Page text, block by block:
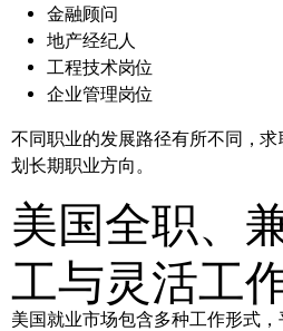
金融顾问
地产经纪人
工程技术岗位
企业管理岗位
不同职业的发展路径有所不同，
划长期职业方向。
美国全职、
工与灵活工
美国就业市场包含多种工作形式